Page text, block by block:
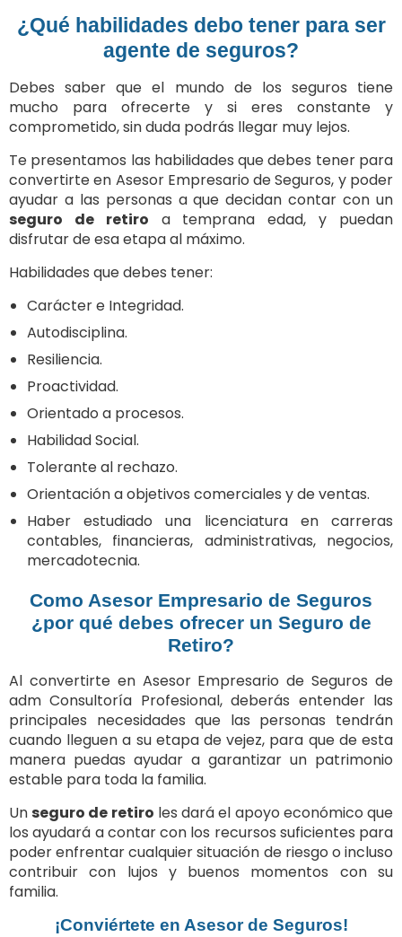
¿Qué habilidades debo tener para ser
agente de seguros?
Debes saber que el mundo de los seguros tiene
mucho para ofrecerte y si eres constante y
comprometido, sin duda podrás llegar muy lejos.
Te presentamos las habilidades que debes tener para
convertirte en Asesor Empresario de Seguros, y poder
ayudar a las personas a que decidan contar con un
seguro de retiro a temprana edad, y puedan
disfrutar de esa etapa al máximo.
Habilidades que debes tener:
Carácter e Integridad.
Autodisciplina.
Resiliencia.
Proactividad.
Orientado a procesos.
Habilidad Social.
Tolerante al rechazo.
Orientación a objetivos comerciales y de ventas.
Haber estudiado una licenciatura en carreras
contables, financieras, administrativas, negocios,
mercadotecnia.
Como Asesor Empresario de Seguros
¿por qué debes ofrecer un Seguro de
Retiro?
Al convertirte en Asesor Empresario de Seguros de
adm Consultoría Profesional, deberás entender las
principales necesidades que las personas tendrán
cuando lleguen a su etapa de vejez, para que de esta
manera puedas ayudar a garantizar un patrimonio
estable para toda la familia.
Un seguro de retiro les dará el apoyo económico que
los ayudará a contar con los recursos suficientes para
poder enfrentar cualquier situación de riesgo o incluso
contribuir con lujos y buenos momentos con su
familia.
¡Conviértete en Asesor de Seguros!